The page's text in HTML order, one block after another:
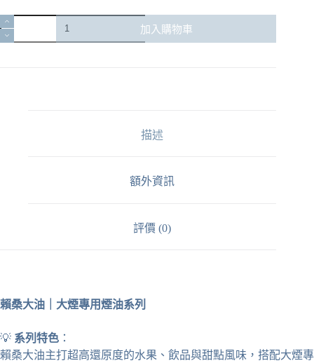
LAI
SANG
賴
加入購物車
描述
額外資訊
評價 (0)
賴桑大油｜大煙專用煙油系列
💡 系列特色 ：
賴桑大油主打超高還原度的水果、飲品與甜點風味，搭配大煙專